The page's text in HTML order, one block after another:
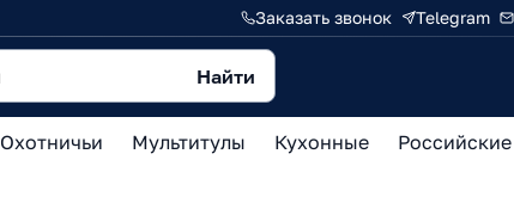
Заказать звонок Telegram
Найти
Охотничьи Мультитулы Кухонные Российские